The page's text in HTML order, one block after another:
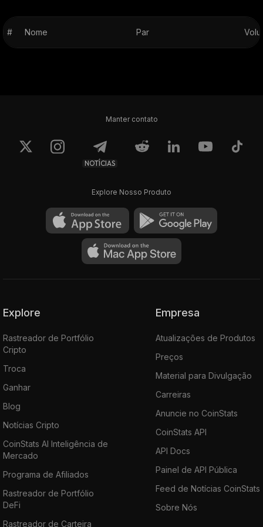
# Nome Par
Manter contato
NOTÍCIAS
Explore Nosso Produto
Explore
Rastreador de Portfólio
Cripto
Troca
Ganhar
Blog
Notícias Cripto
CoinStats AI Inteligência de
Mercado
Programa de Afiliados
Rastreador de Portfólio
DeFi
Rastreador de Carteira
Empresa
Atualizações de Produtos
Preços
Material para Divulgação
Carreiras
Anuncie no CoinStats
CoinStats API
API Docs
Painel de API Pública
Feed de Notícias CoinStats
Sobre Nós